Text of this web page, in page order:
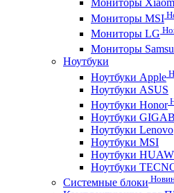
Мониторы
Мониторы MSI
Мониторы LG
Мониторы
Ноутбуки
Ноутбуки Apple
Ноутбуки ASUS
Ноутбуки Honor
Ноутбуки
Ноутбуки Lenovo
Ноутбуки MSI
Ноутбуки
Ноутбуки
Системные блоки